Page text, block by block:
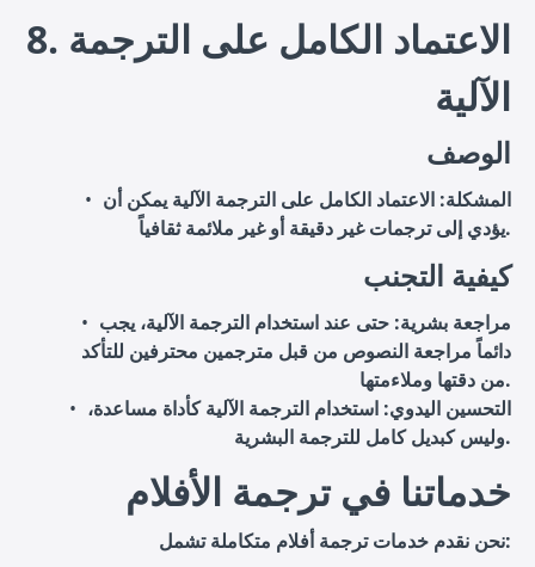
8. الاعتماد الكامل على الترجمة
الآلية
الوصف
المشكلة: الاعتماد الكامل على الترجمة الآلية يمكن أن
يؤدي إلى ترجمات غير دقيقة أو غير ملائمة ثقافياً.
كيفية التجنب
مراجعة بشرية: حتى عند استخدام الترجمة الآلية، يجب
دائماً مراجعة النصوص من قبل مترجمين محترفين للتأكد
من دقتها وملاءمتها.
التحسين اليدوي: استخدام الترجمة الآلية كأداة مساعدة،
وليس كبديل كامل للترجمة البشرية.
خدماتنا في ترجمة الأفلام
نحن نقدم خدمات ترجمة أفلام متكاملة تشمل: